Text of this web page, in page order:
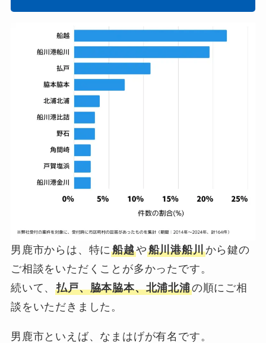
男鹿市からは、特に船越や船川港船川から鍵の
ご相談をいただくことが多かったです。
続いて、払戸、脇本脇本、北浦北浦の順にご相
談をいただきました。
男鹿市といえば、なまはげが有名です。